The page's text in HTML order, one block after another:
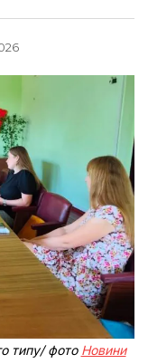
типу/ фото Новини